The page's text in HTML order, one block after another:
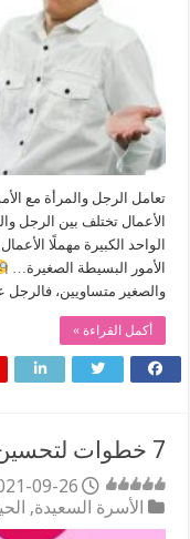
تعامل الرجل والمرأة مع
الأعمال تختلف بين الرجل
الواحد الكبيرة مهملًا
الأمور البسيطة الصغيرة…
والصغير متساويين، فالرجل
أكمل القراءة »
7 خطوات لتحسين حياتك الزوجية في أسبوع
09-26
الأسرة السعيدة,